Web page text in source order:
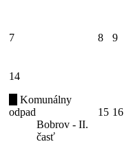
7 8 9
14
Komunálny
odpad
Bobrov - II.
časť
15 16